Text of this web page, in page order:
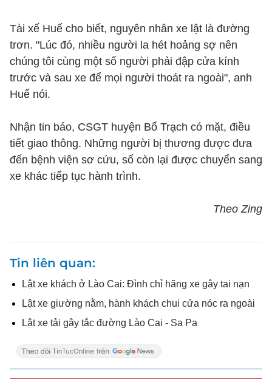
Tài xế Huế cho biết, nguyên nhân xe lật là đường
trơn. "Lúc đó, nhiều người la hét hoảng sợ nên
chúng tôi cùng một số người phải đập cửa kính
trước và sau xe để mọi người thoát ra ngoài", anh
Huế nói.
Nhận tin báo, CSGT huyện Bố Trạch có mặt, điều
tiết giao thông. Những người bị thương được đưa
đến bệnh viện sơ cứu, số còn lại được chuyển sang
xe khác tiếp tục hành trình.
Theo Zing
Tin liên quan
Lật xe khách ở Lào Cai: Đình chỉ hãng xe gây tai nạn
Lật xe giường nằm, hành khách chui cửa nóc ra ngoài
Lật xe tải gây tắc đường Lào Cai - Sa Pa